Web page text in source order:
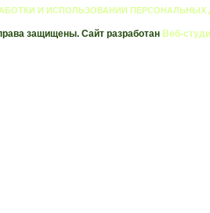
И ИСПОЛЬЗОВАНИИ ПЕРСОНАЛЬНЫХ
защищены. Сайт разработан Веб-